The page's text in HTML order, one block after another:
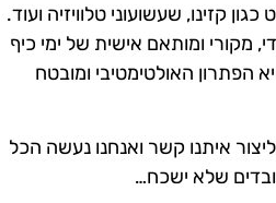
קזינו, שעשועוני טלוויזיה ועוד.
מקורי ומותאם אישית של ימי כיף
הפתרון האולטימטיבי ומובטח
איתנו קשר ואנחנו נעשה הכל
שלא ישכח…